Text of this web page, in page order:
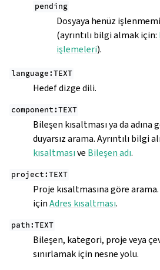
pending
Dosyaya henüz
(ayrıntılı bilgi almak için:
işlemeleri).
language:TEXT
Hedef dizge dili.
component:TEXT
Bileşen kısaltması ya da
duyarsız arama. Ayrıntılı bilgi
kısaltmasıve Bileşen adı.
project:TEXT
Proje kısaltmasına göre
içinAdres kısaltması.
path:TEXT
Bileşen, kategori, proje veya
sınırlamak için nesne yolu.